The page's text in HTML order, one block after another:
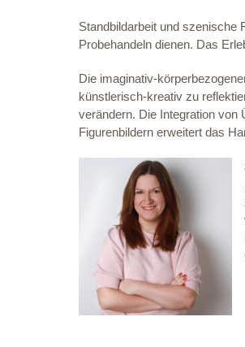
Standbildarbeit und szenische
Probehandeln dienen. Das
Die imaginativ-
künstlerisch-kreativ zu
verändern. Die Integration von
Figurenbildern erweitert das